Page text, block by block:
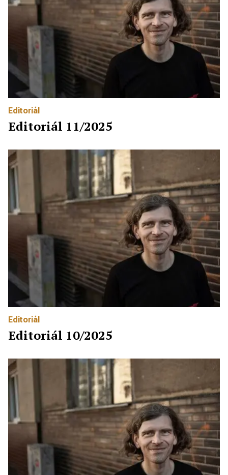
Editoriál
Editoriál 11/2025
Editoriál
Editoriál 10/2025